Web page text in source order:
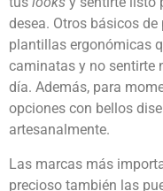
desea. Otros básicos
plantillas ergonómicas
caminatas y no sentirte
día. Además, para
opciones con bellos
artesanalmente.
Las marcas más
precioso también las